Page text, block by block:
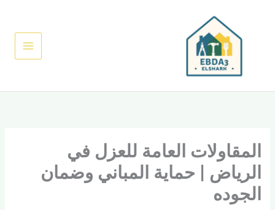
المقاولات العامة للعزل في
الرياض | حماية المباني وضمان
الجوده